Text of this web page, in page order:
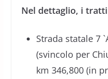
Nel dettaglio, i
Strada statale 7
(svincolo per
km 346,800 (in